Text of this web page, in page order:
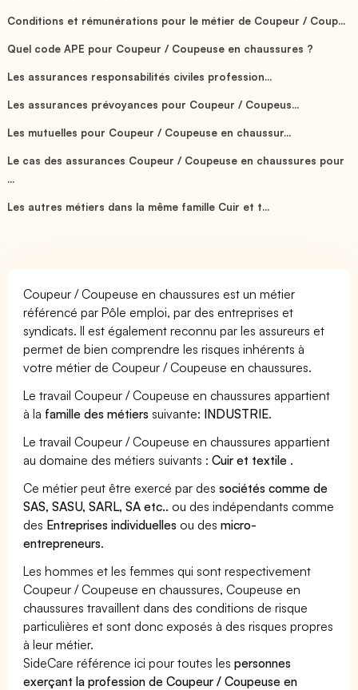
Conditions et rémunérations pour le métier de Coupeur / Coup...
Quel code APE pour Coupeur / Coupeuse en chaussures ?
Les assurances responsabilités civiles profession...
Les assurances prévoyances pour Coupeur / Coupeus...
Les mutuelles pour Coupeur / Coupeuse en chaussur...
Le cas des assurances Coupeur / Coupeuse en chaussures pour
...
Les autres métiers dans la même famille Cuir et t...
Coupeur / Coupeuse en chaussures est un métier
référencé par Pôle emploi, par des entreprises et
syndicats. Il est également reconnu par les assureurs et
permet de bien comprendre les risques inhérents à
votre métier de Coupeur / Coupeuse en chaussures.
Le travail Coupeur / Coupeuse en chaussures appartient
à la famille des métiers suivante: INDUSTRIE.
Le travail Coupeur / Coupeuse en chaussures appartient
au domaine des métiers suivants :Cuir et textile .
Ce métier peut être exercé par dessociétés comme de
SAS, SASU, SARL, SA etc.. ou des indépendants comme
des Entreprises individuelles ou desmicro-
entrepreneurs.
Les hommes et les femmes qui sont respectivement
Coupeur / Coupeuse en chaussures, Coupeuse en
chaussures travaillent dans des conditions de risque
particulières et sont donc exposés à des risques propres
à leur métier.
SideCare référence ici pour toutes lespersonnes
exerçant la profession de Coupeur / Coupeuse en